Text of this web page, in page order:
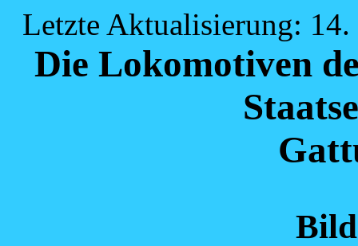
Letzte Aktualisierung:
Die Lokomotiven